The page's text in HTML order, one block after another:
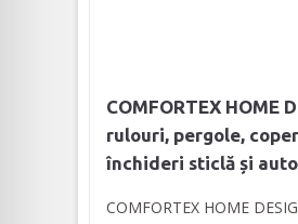
COMFORTEX HOME
rulouri, pergole,
închideri sticlă și
COMFORTEX HOME